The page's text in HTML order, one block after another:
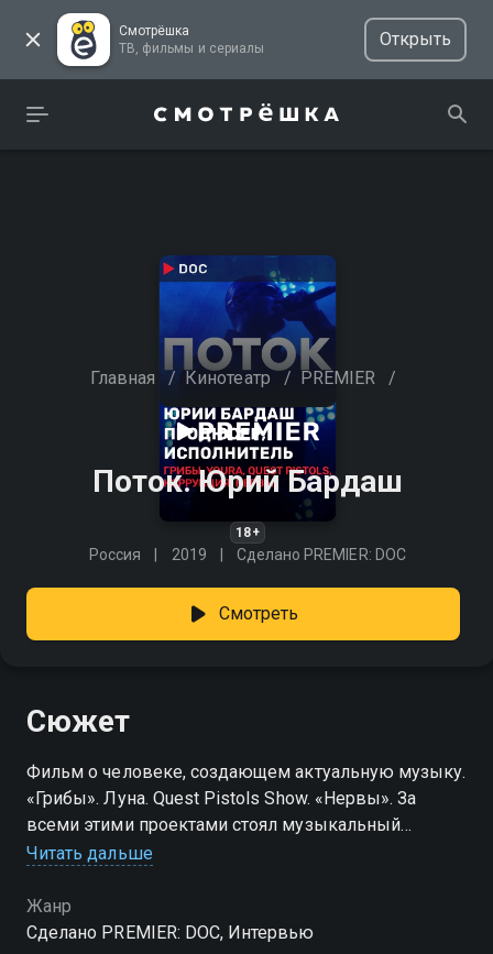
Смотрёшка
ТВ, фильмы и сериалы
Открыть
Главная / Кинотеатр / PREMIER /
Поток. Юрий Бардаш
18+
Россия 2019 Сделано PREMIER: DOC
Смотреть
Сюжет
Фильм о человеке, создающем актуальную музыку.
«Грибы». Луна. Quest Pistols Show. «Нервы». За
всеми этими проектами стоял музыкальный
продюсер Юрий Бардаш. Он сделал себя сам — и
песни важнее, чем «Тает лёд». Теперь он начинает
все заново.
Читать дальше
Жанр
Сделано PREMIER: DOC, Интервью